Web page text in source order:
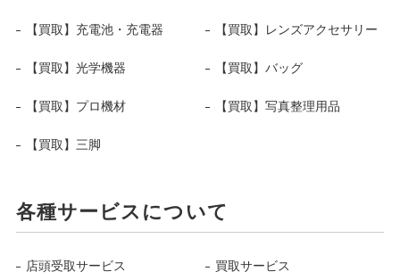
【買取】充電池・充電器 【買取】レンズアクセサリー
【買取】光学機器 【買取】バッグ
【買取】プロ機材 【買取】写真整理用品
【買取】三脚
各種サービスについて
店頭受取サービス 買取サービス